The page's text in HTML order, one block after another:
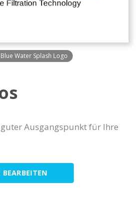
Water Splash Logo
Ausgangspunkt für Ihre
BEARBEITEN